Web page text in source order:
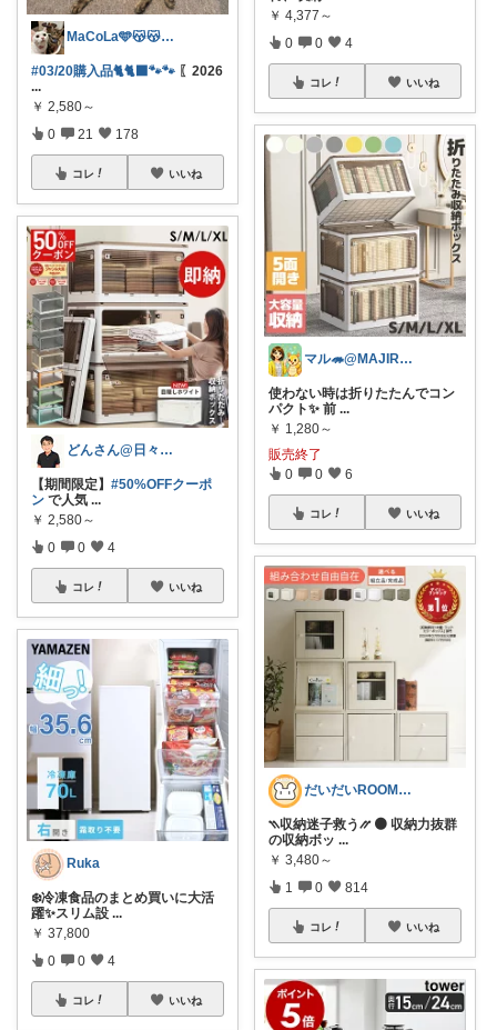
MaCoLa🩵😽😽🩷②🫶✨
#03/20購入品🐈🐈‍⬛🐾🐾 〖2026
...
￥ 2,580～
0 21 178
コレ いいね
どんさん@日々の生活に彩りを
【期間限定】 #50%OFFクーポ
ン で人気 ...
￥ 2,580～
0 0 4
コレ いいね
Ruka
❄️冷凍食品のまとめ買いに大活
躍✨スリム設 ...
￥ 37,800
0 0 4
コレ いいね
￥ 4,377～
0 0 4
コレ いいね
マル🦔@MAJIROS
使わない時は折りたたんでコン
パクト✨ 前 ...
￥ 1,280～
販売終了
0 0 6
コレ いいね
だいだいROOM@整う暮らし｜インテリア
⳹収納迷子救う⳼ 🟠 収納力抜群
の収納ボッ ...
￥ 3,480～
1 0 814
コレ いいね